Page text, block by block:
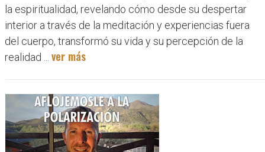
la espiritualidad, revelando cómo desde su despertar
interior a través de la meditación y experiencias fuera
del cuerpo, transformó su vida y su percepción de la
realidad ... ver más